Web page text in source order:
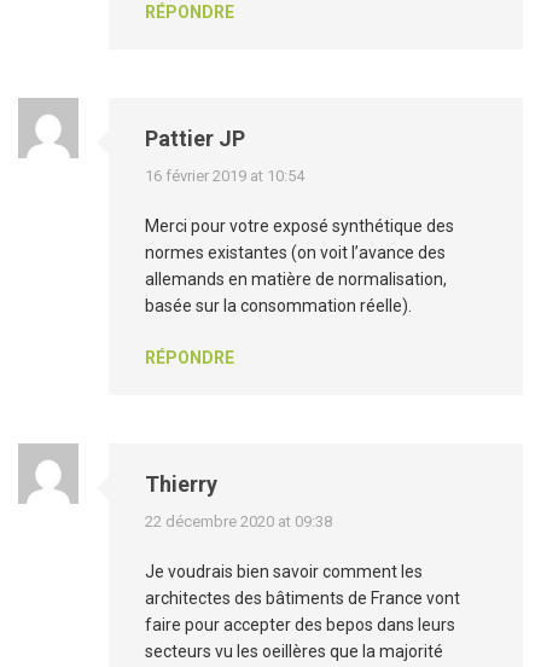
RÉPONDRE
Pattier JP
16 février 2019 at 10:54
Merci pour votre exposé synthétique des
normes existantes (on voit l’avance des
allemands en matière de normalisation,
basée sur la consommation réelle).
RÉPONDRE
Thierry
22 décembre 2020 at 09:38
Je voudrais bien savoir comment les
architectes des bâtiments de France vont
faire pour accepter des bepos dans leurs
secteurs vu les oeillères que la majorité